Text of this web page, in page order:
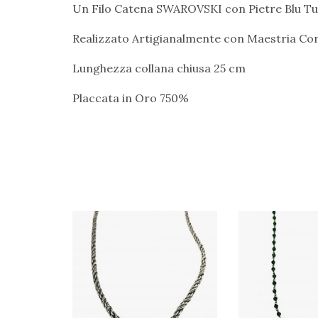
Un Filo Catena SWAROVSKI con Pietre Blu
Realizzato Artigianalmente con Maestria
Lunghezza collana chiusa 25 cm
Placcata in Oro 750%